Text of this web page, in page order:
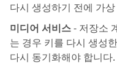
다시 생성하기 전에 가
미디어 서비스- 저장소
는 경우 키를 다시 생성
다시 동기화해야 합니다.